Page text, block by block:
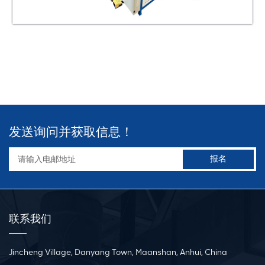
发送询问并获取信息！
联系我们
Jincheng Village, Danyang Town, Maanshan, Anhui, China